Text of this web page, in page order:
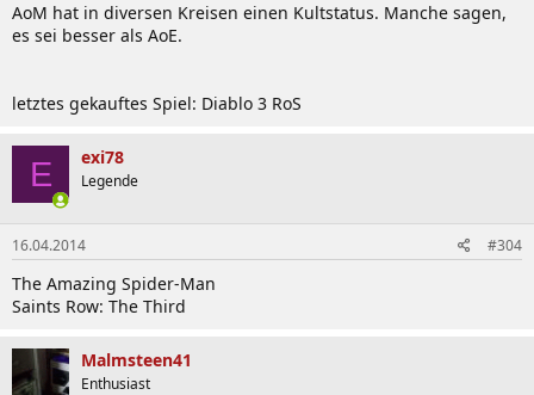
AoM hat in diversen Kreisen einen Kultstatus. Manche sagen,
es sei besser als AoE.
letztes gekauftes Spiel: Diablo 3 RoS
E exi78
Legende
16.04.2014 #304
The Amazing Spider-Man
Saints Row: The Third
Malmsteen41
Enthusiast